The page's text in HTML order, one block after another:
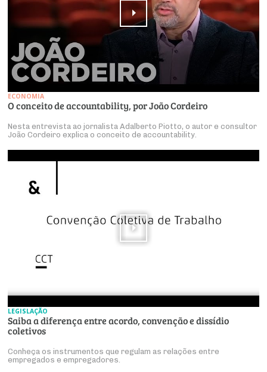
ECONOMIA
O conceito de accountability, por João Cordeiro
Nesta entrevista ao jornalista Adalberto Piotto, o autor e consultor
João Cordeiro explica o conceito de accountability.
LEGISLAÇÃO
Saiba a diferença entre acordo, convenção e dissídio
coletivos
Conheça os instrumentos que regulam as relações entre
empregados e empregadores.